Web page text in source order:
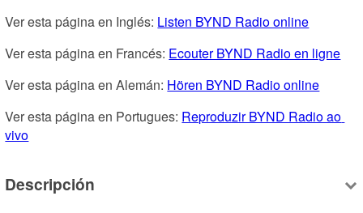
Ver esta página en Inglés: Listen BYND Radio online
Ver esta página en Francés: Ecouter BYND Radio en ligne
Ver esta página en Alemán: Hören BYND Radio online
Ver esta página en Portugues: Reproduzir BYND Radio ao
vivo
Descripción